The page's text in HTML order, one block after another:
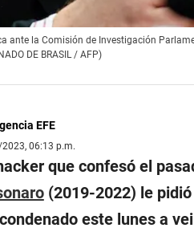
ante la Comisión de Investigación
DE BRASIL / AFP)
EFE
06:13 p.m.
que confesó el
(2019-2022) le
este lunes a